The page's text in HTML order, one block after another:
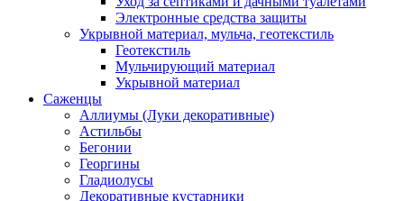
Электронные средства защиты
Укрывной материал, мульча, геотекстиль
Геотекстиль
Мульчирующий материал
Укрывной материал
Саженцы
Аллиумы (Луки декоративные)
Астильбы
Бегонии
Георгины
Гладиолусы
Декоративные кустарники